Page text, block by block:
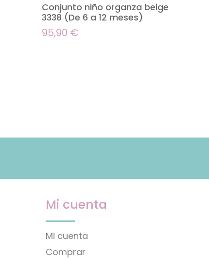
Conjunto niño organza beige
3338 (De 6 a 12 meses)
95,90 €
Mi cuenta
Mi cuenta
Comprar